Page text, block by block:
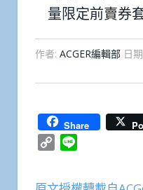
量限定前賣券
作者: ACGER編輯部 日
Share
Copy